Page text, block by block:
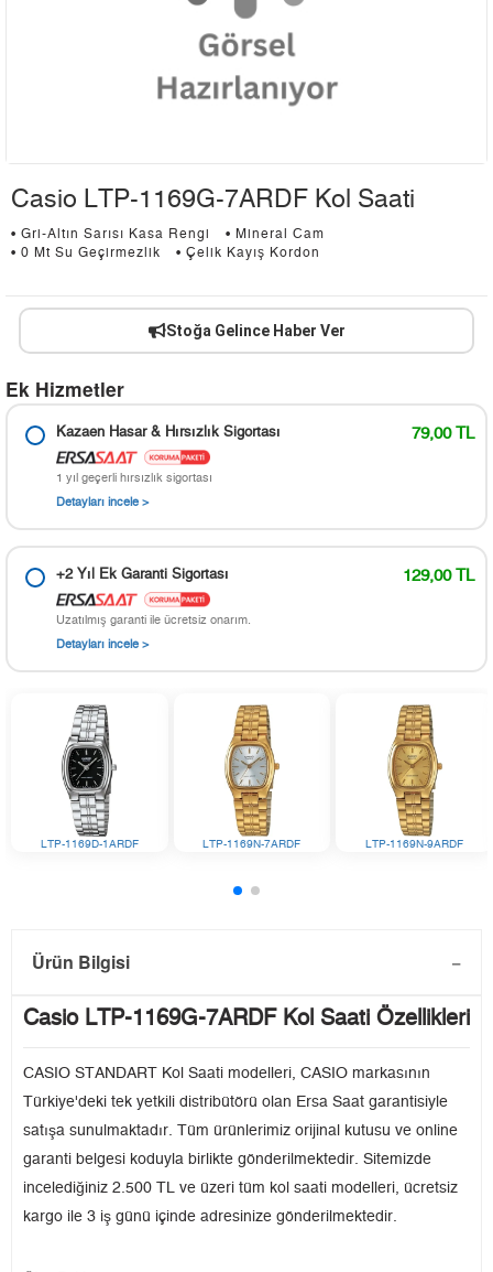
Casio LTP-1169G-7ARDF Kol Saati
• Gri-Altın Sarısı Kasa Rengi
• Mineral Cam
• 0 Mt Su Geçirmezlik
• Çelik Kayış Kordon
Stoğa Gelince Haber Ver
Ek Hizmetler
Kazaen Hasar & Hırsızlık Sigortası 79,00 TL
1 yıl geçerli hırsızlık sigortası
Detayları incele >
+2 Yıl Ek Garanti Sigortası 129,00 TL
Uzatılmış garanti ile ücretsiz onarım.
Detayları incele >
LTP-1169D-1ARDF LTP-1169N-7ARDF LTP-1169N-9ARDF
Ürün Bilgisi
Casio LTP-1169G-7ARDF Kol Saati Özellikleri
CASIO STANDART Kol Saati modelleri, CASIO markasının
Türkiye'deki tek yetkili distribütörü olan Ersa Saat garantisiyle
satışa sunulmaktadır. Tüm ürünlerimiz orijinal kutusu ve online
garanti belgesi koduyla birlikte gönderilmektedir. Sitemizde
incelediğiniz 2.500 TL ve üzeri tüm kol saati modelleri, ücretsiz
kargo ile 3 iş günü içinde adresinize gönderilmektedir.